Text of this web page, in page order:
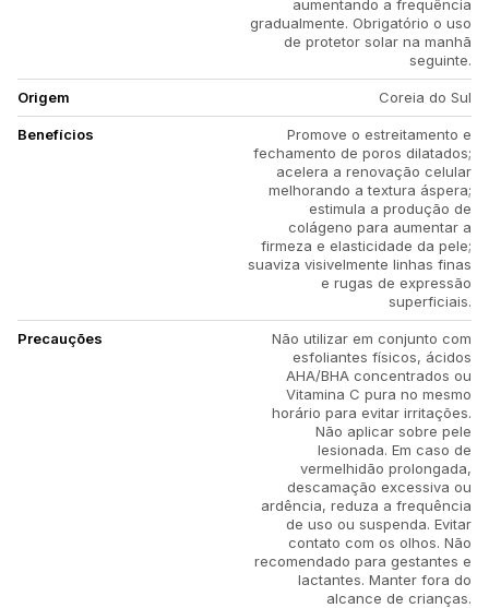
aumentando a frequência
gradualmente. Obrigatório o uso
de protetor solar na manhã
seguinte.
Origem Coreia do Sul
Benefícios
Promove o estreitamento e
fechamento de poros dilatados;
acelera a renovação celular
melhorando a textura áspera;
estimula a produção de
colágeno para aumentar a
firmeza e elasticidade da pele;
suaviza visivelmente linhas finas
e rugas de expressão
superficiais.
Precauções
Não utilizar em conjunto com
esfoliantes físicos, ácidos
AHA/BHA concentrados ou
Vitamina C pura no mesmo
horário para evitar irritações.
Não aplicar sobre pele
lesionada. Em caso de
vermelhidão prolongada,
descamação excessiva ou
ardência, reduza a frequência
de uso ou suspenda. Evitar
contato com os olhos. Não
recomendado para gestantes e
lactantes. Manter fora do
alcance de crianças.